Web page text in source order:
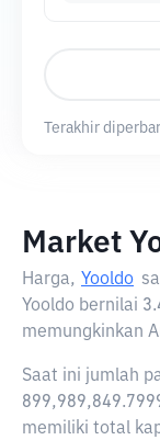
Terakhir
Market
Harga, Yooldo
Yooldo bernilai
memungkinkan
Saat ini jumlah
memiliki total